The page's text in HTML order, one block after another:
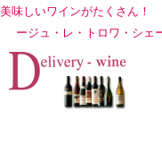
美味しいワインがたくさん！
ージュ・レ・トロワ・シェ